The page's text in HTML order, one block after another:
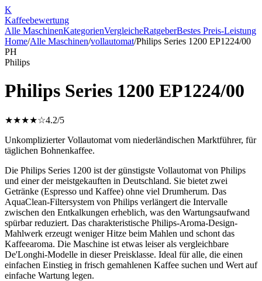
K
Kaffeebewertung
Alle MaschinenKategorienVergleicheRatgeberBestes Preis-Leistung
Home/Alle Maschinen/vollautomat/Philips Series 1200 EP1224/00
PH
Philips
Philips Series 1200 EP1224/00
★★★★☆4.2/5
Unkomplizierter Vollautomat vom niederländischen Marktführer, für
täglichen Bohnenkaffee.
Die Philips Series 1200 ist der günstigste Vollautomat von Philips
und einer der meistgekauften in Deutschland. Sie bietet zwei
Getränke (Espresso und Kaffee) ohne viel Drumherum. Das
AquaClean-Filtersystem von Philips verlängert die Intervalle
zwischen den Entkalkungen erheblich, was den Wartungsaufwand
spürbar reduziert. Das charakteristische Philips-Aroma-Design-
Mahlwerk erzeugt weniger Hitze beim Mahlen und schont das
Kaffeearoma. Die Maschine ist etwas leiser als vergleichbare
De'Longhi-Modelle in dieser Preisklasse. Ideal für alle, die einen
einfachen Einstieg in frisch gemahlenen Kaffee suchen und Wert auf
einfache Wartung legen.